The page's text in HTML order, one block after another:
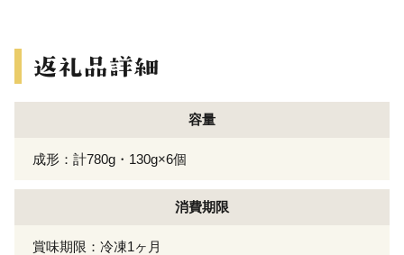
容量
成形：計780g・130g×6個
消費期限
賞味期限：冷凍1ヶ月